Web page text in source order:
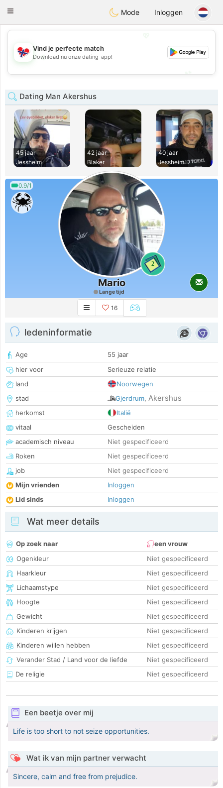
EkteNordmenn
Toggle
Mode Inloggen
💖
💕
Vind je perfecte match
Download nu onze dating-app!
Dating Man Akershus
45 jaar
Jessheim
42 jaar
Blaker
40 jaar
Jessheim
0.9/1
2
Mario
Lange tijd
16
ledeninformatie
Age
55 jaar
hier voor
Serieuze relatie
land
Noorwegen
stad
Gjerdrum, Akershus
herkomst
Italië
vitaal
Gescheiden
academisch niveau
Niet gespecificeerd
Roken
Niet gespecificeerd
job
Niet gespecificeerd
Mijn vrienden
Inloggen
Lid sinds
Inloggen
Wat meer details
Op zoek naar
een vrouw
Ogenkleur
Niet gespecificeerd
Haarkleur
Niet gespecificeerd
Lichaamstype
Niet gespecificeerd
Hoogte
Niet gespecificeerd
Gewicht
Niet gespecificeerd
Kinderen krijgen
Niet gespecificeerd
Kinderen willen hebben
Niet gespecificeerd
Verander Stad / Land voor de liefde
Niet gespecificeerd
De religie
Niet gespecificeerd
Een beetje over mij
Life is too short to not seize opportunities.
Wat ik van mijn partner verwacht
Sincere, calm and free from prejudice.